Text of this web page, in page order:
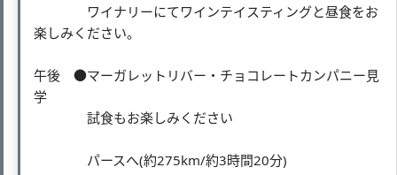
ワイナリーにてワインテイスティングと昼食をお
楽しみください。
午後 ●マーガレットリバー・チョコレートカンパニー見
学
試食もお楽しみください
パースへ(約275km/約3時間20分)